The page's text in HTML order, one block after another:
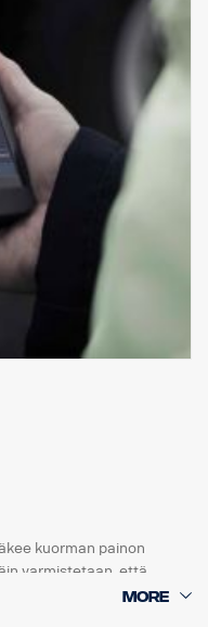
kuorman painon
varmistetaan, että
ja painorajoitusten